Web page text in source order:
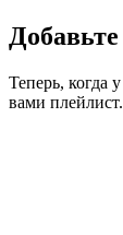
Теперь, когда
вами